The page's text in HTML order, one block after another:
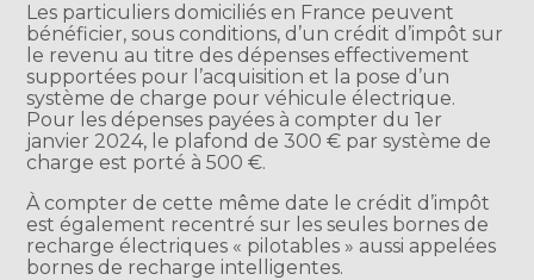
Les particuliers domiciliés en France peuvent
bénéficier, sous conditions, d’un crédit d’impôt sur
le revenu au titre des dépenses effectivement
supportées pour l’acquisition et la pose d’un
système de charge pour véhicule électrique.
Pour les dépenses payées à compter du 1er
janvier 2024, le plafond de 300 € par système de
charge est porté à 500 €.
À compter de cette même date le crédit d’impôt
est également recentré sur les seules bornes de
recharge électriques « pilotables » aussi appelées
bornes de recharge intelligentes.